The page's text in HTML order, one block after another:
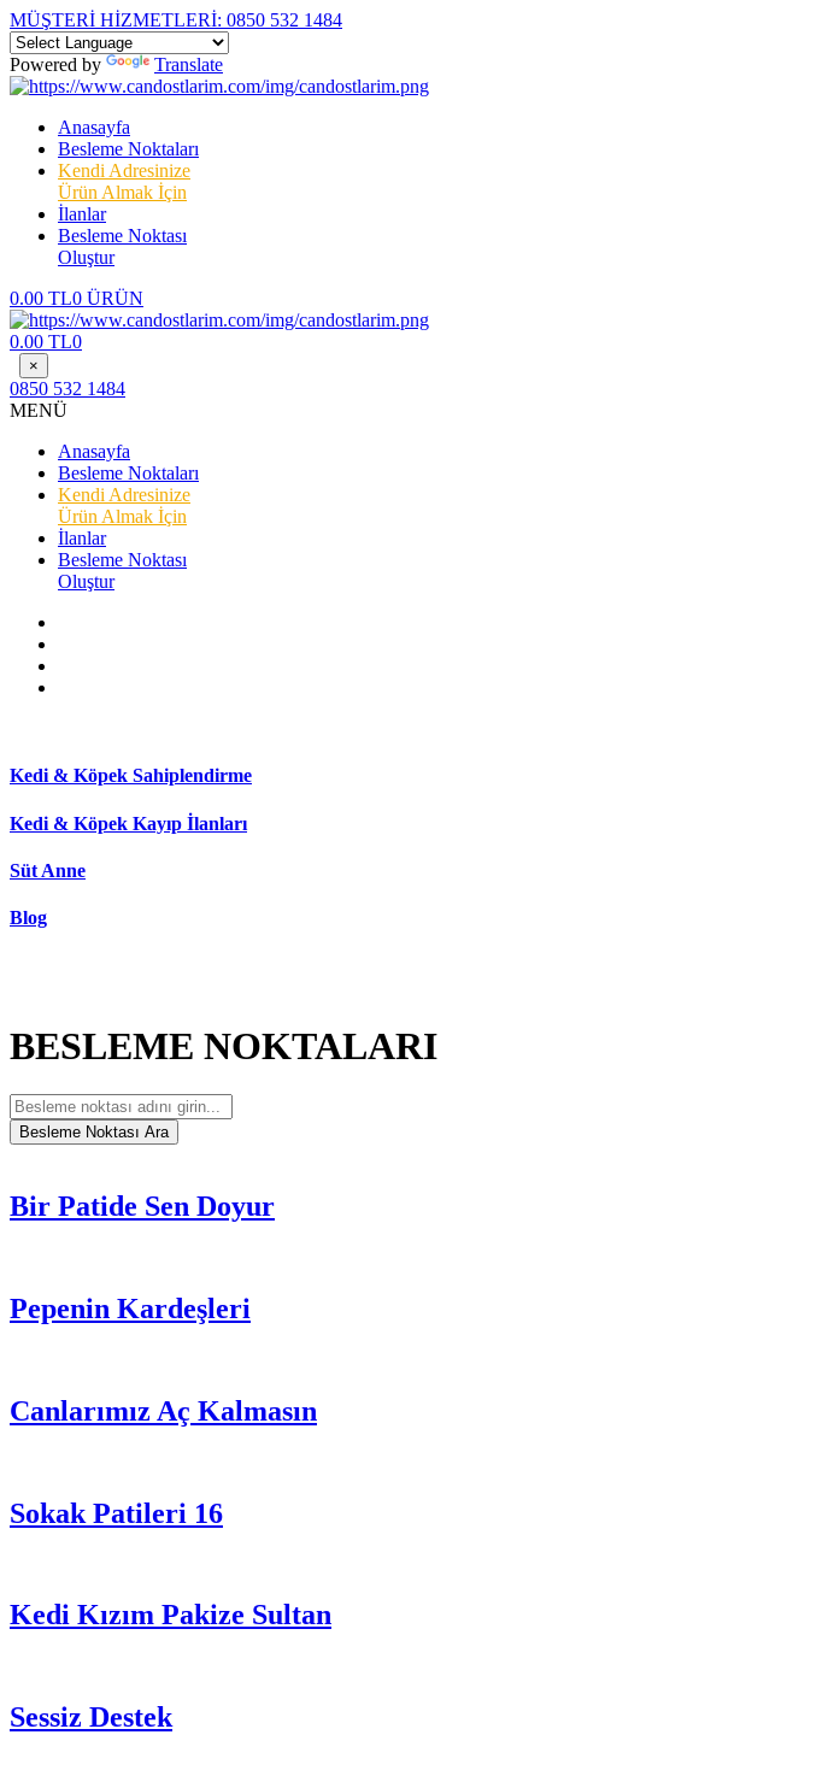
MÜŞTERİ HİZMETLERİ: 0850 532 1484
Powered by Translate
Anasayfa
Besleme Noktaları
Kendi Adresinize
Ürün Almak İçin
İlanlar
Besleme Noktası
Oluştur
0.00 TL0 ÜRÜN
0.00 TL0
×
0850 532 1484
MENÜ
Anasayfa
Besleme Noktaları
Kendi Adresinize
Ürün Almak İçin
İlanlar
Besleme Noktası
Oluştur
Kedi & Köpek Sahiplendirme
Kedi & Köpek Kayıp İlanları
Süt Anne
Blog
BESLEME NOKTALARI
Bir Patide Sen Doyur
Pepenin Kardeşleri
Canlarımız Aç Kalmasın
Sokak Patileri 16
Kedi Kızım Pakize Sultan
Sessiz Destek